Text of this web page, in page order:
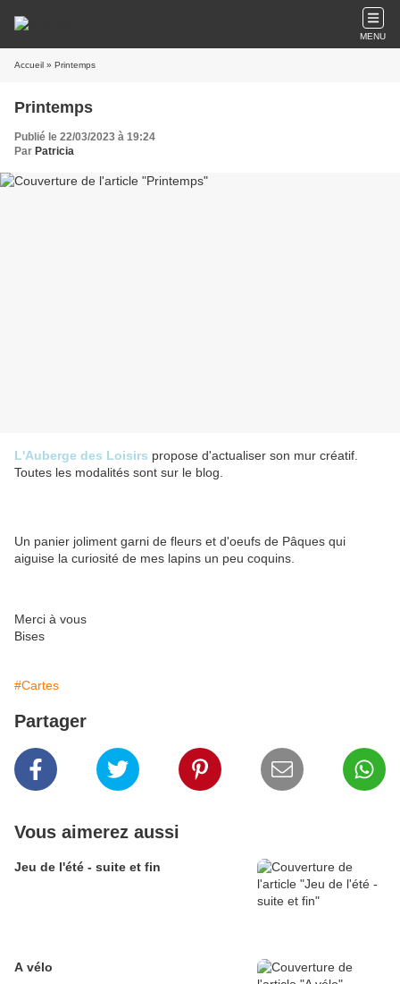
MENU
Accueil » Printemps
Printemps
Publié le 22/03/2023 à 19:24
Par Patricia
L'Auberge des Loisirs propose d'actualiser son mur créatif.
Toutes les modalités sont sur le blog.
Un panier joliment garni de fleurs et d'oeufs de Pâques qui
aiguise la curiosité de mes lapins un peu coquins.
Merci à vous
Bises
#Cartes
Partager
Vous aimerez aussi
Jeu de l'été - suite et fin
A vélo